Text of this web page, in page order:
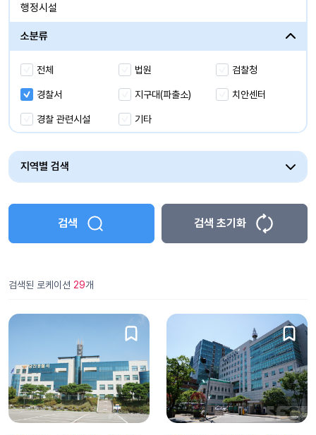
해양/수상/항만
유휴시설
행정시설
소분류
전체 법원 검찰청
경찰서 지구대(파출소) 치안센터
경찰 관련시설 기타
지역별 검색
검색 검색 초기화
검색된 로케이션 29개